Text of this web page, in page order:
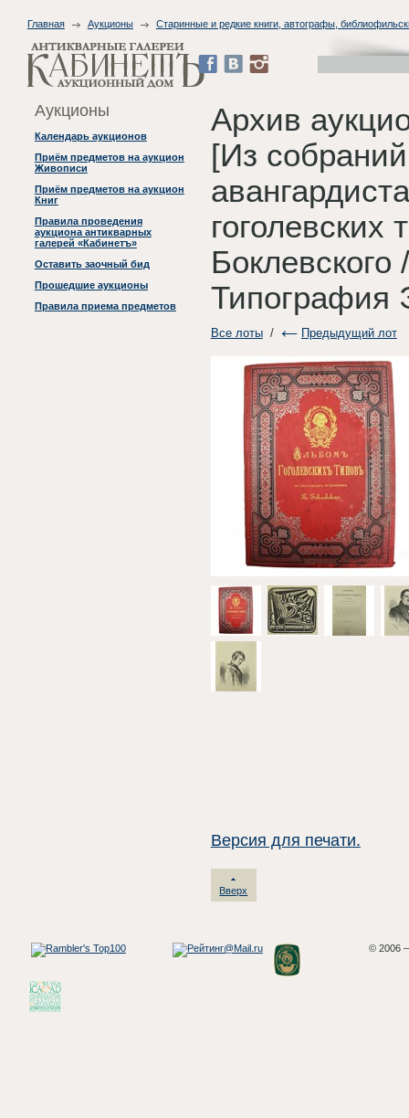
Главная Аукционы Старинные и редкие книги, автографы,
Аукционы
Календарь аукционов
Приём предметов на аукцион
Живописи
Приём предметов на аукцион
Книг
Правила проведения
аукциона антикварных
галерей «Кабинетъ»
Оставить заочный бид
Прошедшие аукционы
Правила приема предметов
Архив
[Из
Типография
Все лоты/ Предыдущий лот
Версия для печати.
Вверх
© 2006